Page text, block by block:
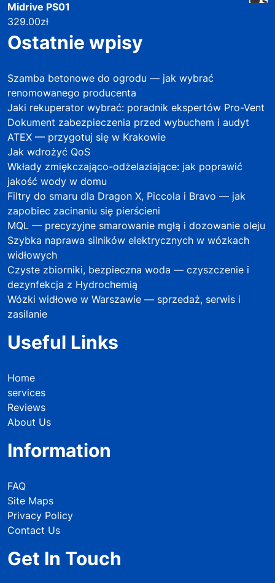
Midrive PS01
329.00zł
Ostatnie wpisy
Szamba betonowe do ogrodu — jak wybrać
renomowanego producenta
Jaki rekuperator wybrać: poradnik ekspertów Pro-Vent
Dokument zabezpieczenia przed wybuchem i audyt
ATEX — przygotuj się w Krakowie
Jak wdrożyć QoS
Wkłady zmiękczająco-odżelaziające: jak poprawić
jakość wody w domu
Filtry do smaru dla Dragon X, Piccola i Bravo — jak
zapobiec zacinaniu się pierścieni
MQL — precyzyjne smarowanie mgłą i dozowanie oleju
Szybka naprawa silników elektrycznych w wózkach
widłowych
Czyste zbiorniki, bezpieczna woda — czyszczenie i
dezynfekcja z Hydrochemią
Wózki widłowe w Warszawie — sprzedaż, serwis i
zasilanie
Useful Links
Home
services
Reviews
About Us
Information
FAQ
Site Maps
Privacy Policy
Contact Us
Get In Touch